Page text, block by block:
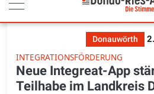
Donauwörth
INTEGRATIONSFÖRDERUNG
Neue Integreat-App
Teilhabe im Landkreis